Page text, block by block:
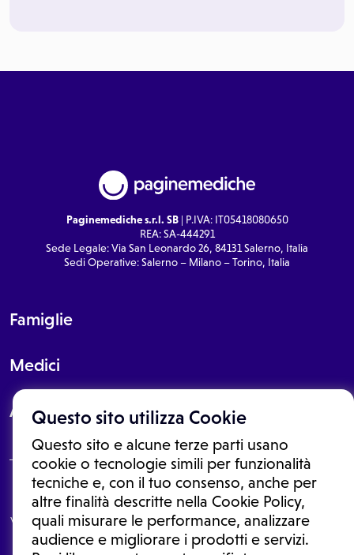
Questo sito utilizza Cookie
Questo sito e alcune terze parti usano
cookie o tecnologie simili per funzionalità
tecniche e, con il tuo consenso, anche per
altre finalità descritte nella Cookie Policy,
quali misurare le performance, analizzare
audience e migliorare i prodotti e servizi.
Paginemediche s.r.l. SB| P.IVA: IT05418080650
REA: SA-444291
Sede Legale: Via San Leonardo 26, 84131 Salerno, Italia
Sedi Operative: Salerno – Milano – Torino, Italia
Famiglie
Medici
About
Le informazioni proposte in questo sito non sono un consulto medico.
In nessun caso, queste informazioni sostituiscono un consulto, una
visita o una diagnosi formulata dal medico. Non si devono considerare
le informazioni disponibili come suggerimenti per la formulazione di
una diagnosi, la determinazione di un trattamento o l'assunzione o